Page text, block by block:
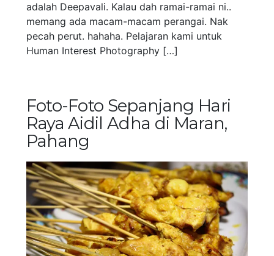
adalah Deepavali. Kalau dah ramai-ramai ni..
memang ada macam-macam perangai. Nak
pecah perut. hahaha. Pelajaran kami untuk
Human Interest Photography […]
Foto-Foto Sepanjang Hari
Raya Aidil Adha di Maran,
Pahang